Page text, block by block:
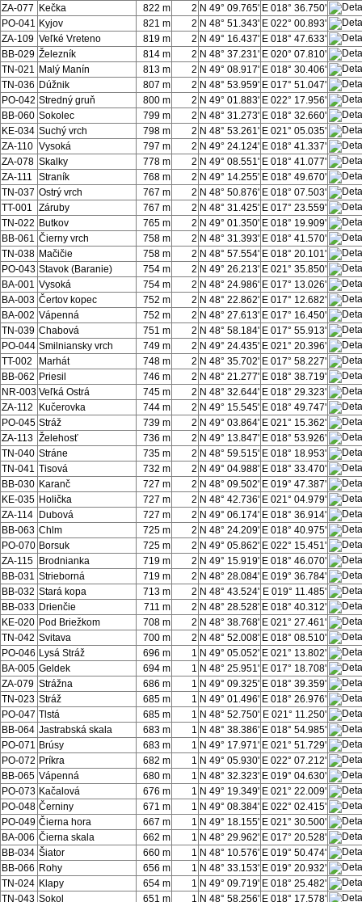
ZA-077
Kečka 822 m 2 N 49° 09.765' E 018° 36.750'
PO-041 Kyjov 821 m 2 N 48° 51.343' E 022° 00.893'
ZA-109 Veľké Vreteno 819 m 2 N 49° 16.437' E 018° 47.633'
BB-029 Železník 814 m 2 N 48° 37.231' E 020° 07.810'
TN-021 Malý Manín 813 m 2 N 49° 08.917' E 018° 30.406'
TN-036 Dúžnik 807 m 2 N 48° 53.959' E 017° 51.047'
PO-042 Stredný gruň 800 m 2 N 49° 01.883' E 022° 17.956'
BB-060 Sokolec 799 m 2 N 48° 31.273' E 018° 32.660'
KE-034 Suchý vrch 798 m 2 N 48° 53.261' E 021° 05.035'
ZA-110 Vysoká 797 m 2 N 49° 24.124' E 018° 41.337'
ZA-078 Skalky 778 m 2 N 49° 08.551' E 018° 41.077'
ZA-111
Straník 768 m 2 N 49° 14.255' E 018° 49.670'
TN-037 Ostrý vrch 767 m 2 N 48° 50.876' E 018° 07.503'
TT-001
Záruby 767 m 2 N 48° 31.425' E 017° 23.559'
TN-022 Butkov 765 m 2 N 49° 01.350' E 018° 19.909'
BB-061 Čierny vrch 758 m 2 N 48° 31.393' E 018° 41.570'
TN-038 Mačičie 758 m 2 N 48° 57.554' E 018° 20.101'
PO-043 Stavok (Baranie) 754 m 2 N 49° 26.213' E 021° 35.850'
BA-001 Vysoká 754 m 2 N 48° 24.986' E 017° 13.026'
BA-003 Čertov kopec 752 m 2 N 48° 22.862' E 017° 12.682'
BA-002 Vápenná 752 m 2 N 48° 27.613' E 017° 16.450'
TN-039 Chabová 751 m 2 N 48° 58.184' E 017° 55.913'
PO-044 Smilniansky vrch 749 m 2 N 49° 24.435' E 021° 20.396'
TT-002
Marhát 748 m 2 N 48° 35.702' E 017° 58.227'
BB-062 Priesil 746 m 2 N 48° 21.277' E 018° 38.719'
NR-003 Veľká Ostrá 745 m 2 N 48° 32.644' E 018° 29.323'
ZA-112
Kučerovka 744 m 2 N 49° 15.545' E 018° 49.747'
PO-045 Stráž 739 m 2 N 49° 03.864' E 021° 15.362'
ZA-113 Želehosť 736 m 2 N 49° 13.847' E 018° 53.926'
TN-040 Stráne 735 m 2 N 48° 59.515' E 018° 18.953'
TN-041 Tisová 732 m 2 N 49° 04.988' E 018° 33.470'
BB-030 Karanč 727 m 2 N 48° 09.502' E 019° 47.387'
KE-035 Holička 727 m 2 N 48° 42.736' E 021° 04.979'
ZA-114
Dubová 727 m 2 N 49° 06.174' E 018° 36.914'
BB-063 Chlm 725 m 2 N 48° 24.209' E 018° 40.975'
PO-070 Borsuk 725 m 2 N 49° 05.862' E 022° 15.451'
ZA-115
Brodnianka 719 m 2 N 49° 15.919' E 018° 46.070'
BB-031 Strieborná 719 m 2 N 48° 28.084' E 019° 36.784'
BB-032 Stará kopa 713 m 2 N 48° 43.524' E 019° 11.485'
BB-033 Drienčie 711 m 2 N 48° 28.528' E 018° 40.312'
KE-020 Pod Briežkom 708 m 2 N 48° 38.768' E 021° 27.461'
TN-042 Svitava 700 m 2 N 48° 52.008' E 018° 08.510'
PO-046 Lysá Stráž 696 m 1 N 49° 05.052' E 021° 13.802'
BA-005 Geldek 694 m 1 N 48° 25.951' E 017° 18.708'
ZA-079 Strážna 686 m 1 N 49° 09.325' E 018° 39.359'
TN-023 Stráž 685 m 1 N 49° 01.496' E 018° 26.976'
PO-047 Tlstá 685 m 1 N 48° 52.750' E 021° 11.250'
BB-064 Jastrabská skala 683 m 1 N 48° 38.386' E 018° 54.985'
PO-071 Brúsy 683 m 1 N 49° 17.971' E 021° 51.729'
PO-072 Príkra 682 m 1 N 49° 05.930' E 022° 07.212'
BB-065 Vápenná 680 m 1 N 48° 32.323' E 019° 04.630'
PO-073 Kačalová 676 m 1 N 49° 19.349' E 021° 22.009'
PO-048 Černiny 671 m 1 N 49° 08.384' E 022° 02.415'
PO-049 Čierna hora 667 m 1 N 49° 18.155' E 021° 30.500'
BA-006 Čierna skala 662 m 1 N 48° 29.962' E 017° 20.528'
BB-034 Šiator 660 m 1 N 48° 10.576' E 019° 50.474'
BB-066 Rohy 656 m 1 N 48° 33.153' E 019° 20.932'
TN-024 Klapy 654 m 1 N 49° 09.719' E 018° 25.482'
TN-043 Sokol 651 m 1 N 48° 58.256' E 018° 17.578'